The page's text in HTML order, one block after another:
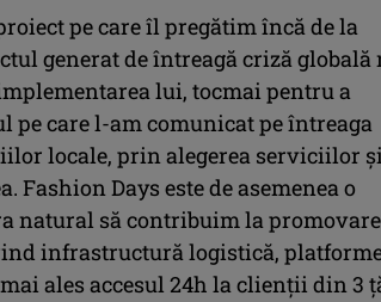
pe care îl pregătim încă de la
generat de întreagă criză globală
lui, tocmai pentru a
pe care l-am comunicat pe întreaga
locale, prin alegerea serviciilor și
Fashion Days este de asemenea o
natural să contribuim la
infrastructură logistică,
ales accesul 24h la clienții din 3